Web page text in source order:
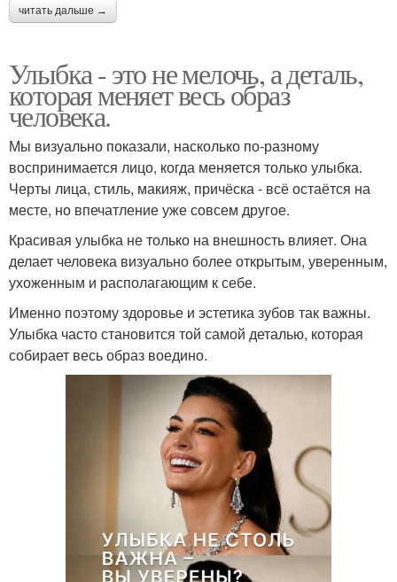
читать дальше →
Улыбка - это не мелочь, а деталь,
которая меняет весь образ
человека.
Мы визуально показали, насколько по-разному
воспринимается лицо, когда меняется только улыбка.
Черты лица, стиль, макияж, причёска - всё остаётся на
месте, но впечатление уже совсем другое.
Красивая улыбка не только на внешность влияет. Она
делает человека визуально более открытым, уверенным,
ухоженным и располагающим к себе.
Именно поэтому здоровье и эстетика зубов так важны.
Улыбка часто становится той самой деталью, которая
собирает весь образ воедино.